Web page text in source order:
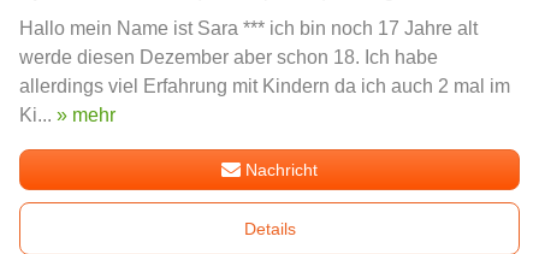
Hallo mein Name ist Sara *** ich bin noch 17 Jahre alt
werde diesen Dezember aber schon 18. Ich habe
allerdings viel Erfahrung mit Kindern da ich auch 2 mal im
Ki... » mehr
Nachricht
Details